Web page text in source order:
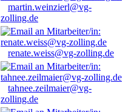
martin.weinzierl@vg-
zolling.de
renate.weiss@vg-zolling.de
tahnee.zeilmaier@vg-
zolling.de